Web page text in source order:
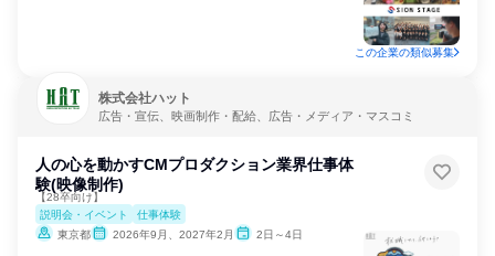
この企業の類似募集
株式会社ハット
広告・宣伝、映画制作・配給、広告・メディア・マスコミ
人の心を動かすCMプロダクション業界仕事体
験(映像制作)
【28卒向け】
説明会・イベント
仕事体験
東京都
2026年9月、2027年2月 2日～4日